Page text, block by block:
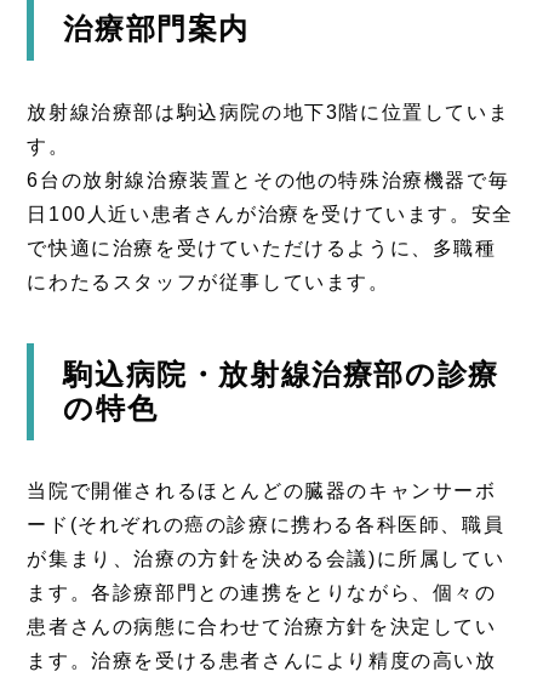
治療部門案内
放射線治療部は駒込病院の地下3階に位置していま
す。
6台の放射線治療装置とその他の特殊治療機器で毎
日100人近い患者さんが治療を受けています。安全
で快適に治療を受けていただけるように、多職種
にわたるスタッフが従事しています。
駒込病院・放射線治療部の診療
の特色
当院で開催されるほとんどの臓器のキャンサーボ
ード(それぞれの癌の診療に携わる各科医師、職員
が集まり、治療の方針を決める会議)に所属してい
ます。各診療部門との連携をとりながら、個々の
患者さんの病態に合わせて治療方針を決定してい
ます。治療を受ける患者さんにより精度の高い放